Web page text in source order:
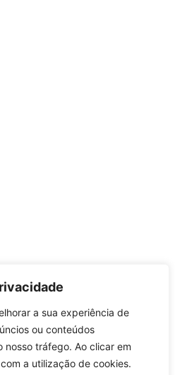
a sua experiência de
ou conteúdos
nosso tráfego. Ao clicar em
a utilização de cookies.